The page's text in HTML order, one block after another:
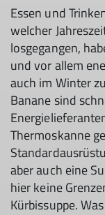
Essen und
welcher
losgegangen,
und vor allem
auch im Winter
Banane sind
Thermoskanne
aber auch eine
hier keine
Kürbissuppe.